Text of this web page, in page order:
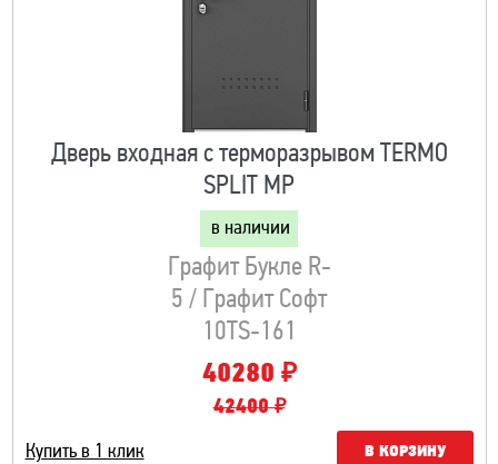
Дверь входная с терморазрывом TERMO
SPLIT MP
в наличии
Графит Букле R-
5 / Графит Софт
10TS-161
40280 ₽
42400 ₽
Купить в 1 клик В КОРЗИНУ